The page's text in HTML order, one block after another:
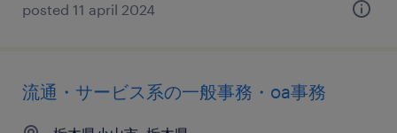
posted 11 april 2024
流通・サービス系の一般事務・oa事務